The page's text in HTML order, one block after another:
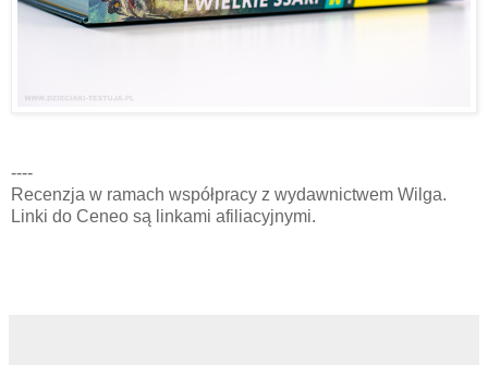
----
Recenzja w ramach współpracy z wydawnictwem Wilga.
Linki do Ceneo są linkami afiliacyjnymi.